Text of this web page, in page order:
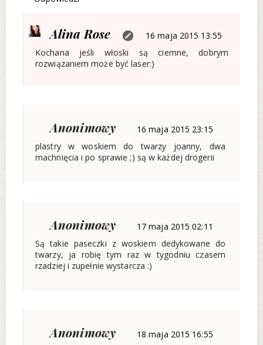
Alina Rose
16 maja 2015 13:55
Kochana jeśli włoski są ciemne, dobrym
rozwiązaniem może być laser:)
Anonimowy
16 maja 2015 23:15
plastry w woskiem do twarzy joanny, dwa
machnięcia i po sprawie ;) są w każdej drogerii
Anonimowy
17 maja 2015 02:11
Są takie paseczki z woskiem dedykowane do
twarzy, ja robię tym raz w tygodniu czasem
rzadziej i zupełnie wystarcza :)
Anonimowy
18 maja 2015 16:55